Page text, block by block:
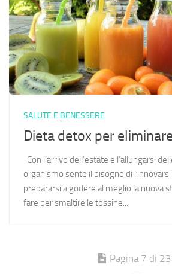
SALUTE E BENESSERE
Dieta detox per
Con l’arrivo dell’estate e l’allungarsi
organismo sente il bisogno di
prepararsi a godere al meglio la nuova
fare per smaltire le tossine...
Pagina 7 di 23